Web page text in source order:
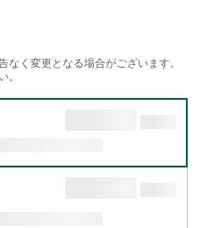
く変更となる場合がございます。
。